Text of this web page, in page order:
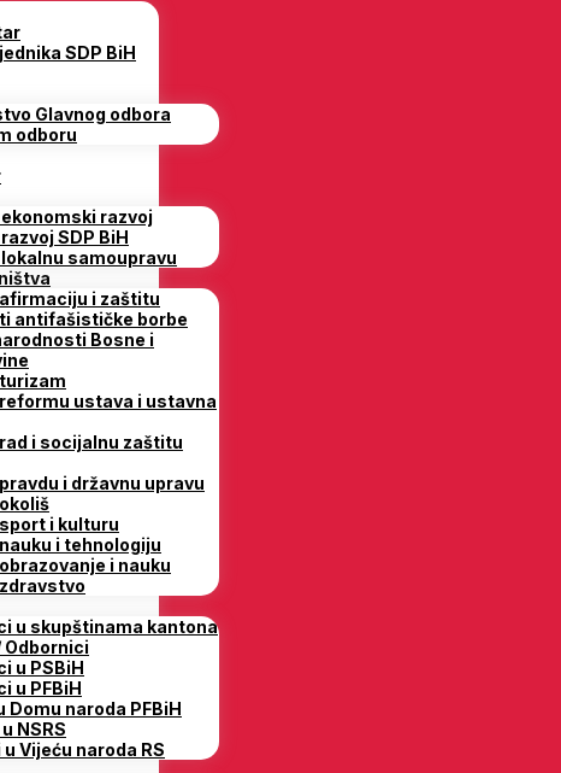
SDP BiH
Glavnog odbora
odboru
razvoj
SDP BiH
samoupravu
i zaštitu
antifašističke borbe
Bosne i
ustava i ustavna
i socijalnu zaštitu
i državnu upravu
i kulturu
i tehnologiju
i nauku
u skupštinama kantona
Odbornici
u PSBiH
u PFBiH
Domu naroda PFBiH
NSRS
Vijeću naroda RS